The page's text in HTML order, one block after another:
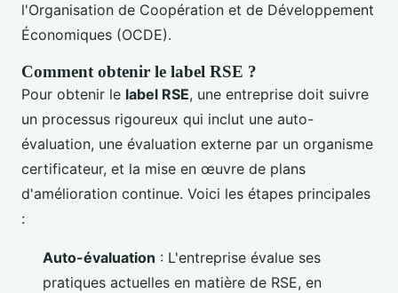
l'Organisation de Coopération et de Développement
Économiques (OCDE).
Comment obtenir le label RSE ?
Pour obtenir le label RSE, une entreprise doit suivre
un processus rigoureux qui inclut une auto-
évaluation, une évaluation externe par un organisme
certificateur, et la mise en œuvre de plans
d'amélioration continue. Voici les étapes principales
:
Auto-évaluation : L'entreprise évalue ses
pratiques actuelles en matière de RSE, en